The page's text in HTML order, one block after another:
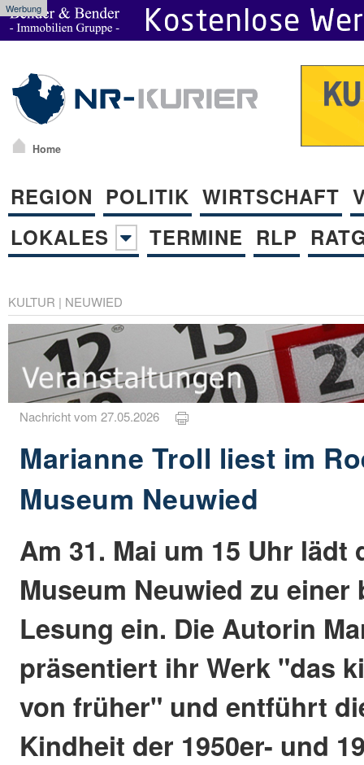
Werbung
Home
REGION POLITIK WIRTSCHAFT
LOKALES
TERMINE RLP
KULTUR | NEUWIED
Nachricht vom 27.05.2026
Marianne Troll liest im
Museum Neuwied
Am 31. Mai um 15 Uhr lädt
Museum Neuwied zu einer
Lesung ein. Die Autorin
präsentiert ihr Werk "das
von früher" und entführt
Kindheit der 1950er- und